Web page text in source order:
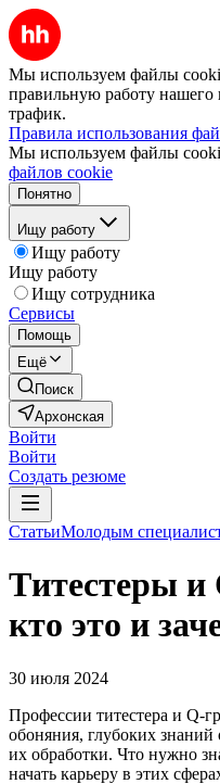
Мы используем файлы
правильную работу нашего
трафик.
Правила использования
Мы используем файлы
файлов cookie
Понятно
Ищу работу
Ищу работу
Ищу работу
Ищу сотрудника
Сервисы
Помощь
Ещё
Поиск
Архонская
Войти
Войти
Создать резюме
СтатьиМолодым
Tитестеры и
кто это и
30 июля 2024
Профессии титестера и Q-
обоняния, глубоких знаний
их обработки. Что нужно
начать карьеру в этих